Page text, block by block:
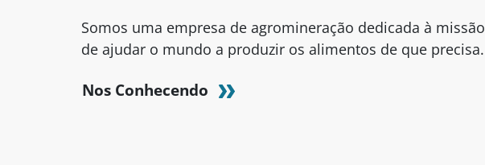
Somos uma empresa de agromineração dedicada à missão
de ajudar o mundo a produzir os alimentos de que precisa.
Nos Conhecendo